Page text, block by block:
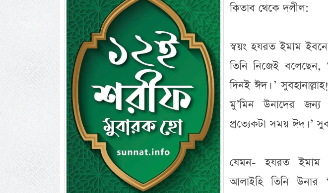
কিতাব থেকে দলীল:
স্বয়ং হযরত ইমাম
তিনি নিজেই বলেছেন,
দিনই ঈদ। ’
মু’মিন উনাদের
প্রত্যেকটা সময় ঈদ। ’
যেমন- হযরত ইমাম
আলাইহি তিনি উনার